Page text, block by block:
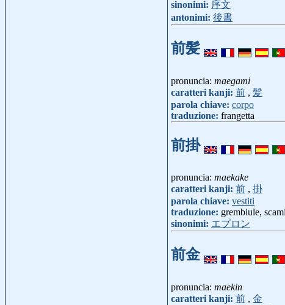
sinonimi: 序文
antonimi: 後書
前髪
pronuncia: maegami
caratteri kanji: 前 , 髪
parola chiave: corpo
traduzione: frangetta
前掛
pronuncia: maekake
caratteri kanji: 前 , 掛
parola chiave: vestiti
traduzione: grembiule,
sinonimi: エプロン
前金
pronuncia: maekin
caratteri kanji: 前 , 金